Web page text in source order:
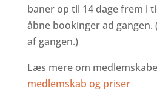
baner op til 14 dage frem i
åbne bookinger ad gangen.
af gangen.)
Læs mere om
medlemskab og priser